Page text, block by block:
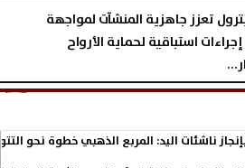
تعزز جاهزية المنشآت لمواجهة
إجراءات استباقية لحماية الأرواح
ناشئات اليد: المربع الذهبي خطوة نحو